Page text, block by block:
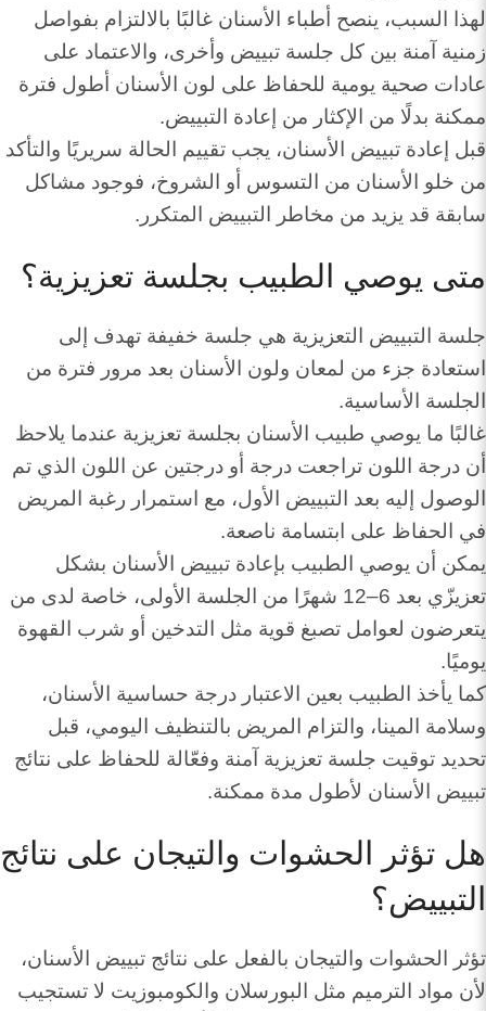
لهذا السبب، ينصح أطباء الأسنان غالبًا بالالتزام بفواصل
زمنية آمنة بين كل جلسة تبييض وأخرى، والاعتماد على
عادات صحية يومية للحفاظ على لون الأسنان أطول فترة
ممكنة بدلًا من الإكثار من إعادة التبييض.
قبل إعادة تبييض الأسنان، يجب تقييم الحالة سريريًا والتأكد
من خلو الأسنان من التسوس أو الشروخ، فوجود مشاكل
سابقة قد يزيد من مخاطر التبييض المتكرر.
متى يوصي الطبيب بجلسة تعزيزية؟
جلسة التبييض التعزيزية هي جلسة خفيفة تهدف إلى
استعادة جزء من لمعان ولون الأسنان بعد مرور فترة من
الجلسة الأساسية.
غالبًا ما يوصي طبيب الأسنان بجلسة تعزيزية عندما يلاحظ
أن درجة اللون تراجعت درجة أو درجتين عن اللون الذي تم
الوصول إليه بعد التبييض الأول، مع استمرار رغبة المريض
في الحفاظ على ابتسامة ناصعة.
يمكن أن يوصي الطبيب بإعادة تبييض الأسنان بشكل
تعزيزّي بعد 6–12 شهرًا من الجلسة الأولى، خاصة لدى من
يتعرضون لعوامل تصبغ قوية مثل التدخين أو شرب القهوة
يوميًا.
كما يأخذ الطبيب بعين الاعتبار درجة حساسية الأسنان،
وسلامة المينا، والتزام المريض بالتنظيف اليومي، قبل
تحديد توقيت جلسة تعزيزية آمنة وفعّالة للحفاظ على نتائج
تبييض الأسنان لأطول مدة ممكنة.
هل تؤثر الحشوات والتيجان على نتائج
التبييض؟
تؤثر الحشوات والتيجان بالفعل على نتائج تبييض الأسنان،
لأن مواد الترميم مثل البورسلان والكومبوزيت لا تستجيب